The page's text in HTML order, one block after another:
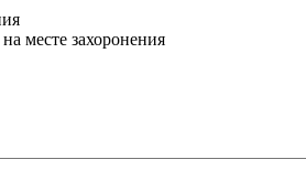
месте захоронения